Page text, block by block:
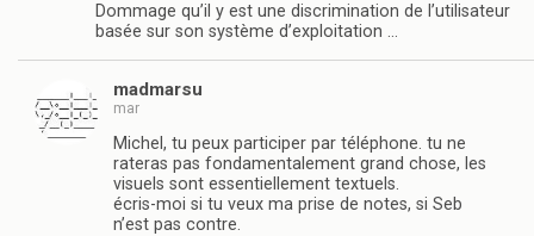
Dommage qu’il y est une discrimination de l’utilisateur
basée sur son système d’exploitation …
madmarsu
mar
Michel, tu peux participer par téléphone. tu ne
rateras pas fondamentalement grand chose, les
visuels sont essentiellement textuels.
écris-moi si tu veux ma prise de notes, si Seb
n’est pas contre.